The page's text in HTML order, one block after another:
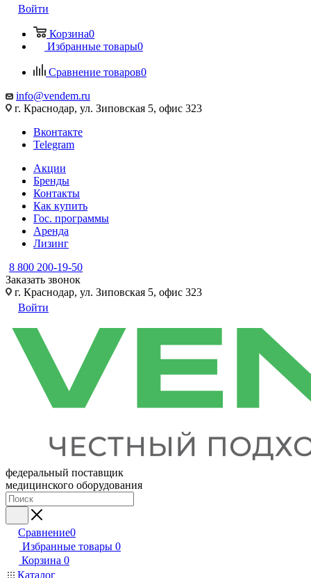
Войти
Корзина0
Избранные товары0
Сравнение товаров0
info@vendem.ru
г. Краснодар, ул. Зиповская 5, офис 323
Вконтакте
Telegram
Акции
Бренды
Контакты
Как купить
Гос. программы
Аренда
Лизинг
8 800 200-19-50
Заказать звонок
г. Краснодар, ул. Зиповская 5, офис 323
Войти
федеральный поставщик
медицинского оборудования
Сравнение0
Избранные товары 0
Корзина 0
Каталог